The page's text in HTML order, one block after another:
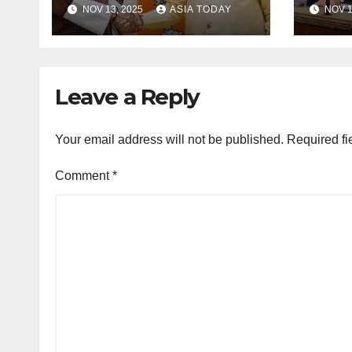
NOV 13, 2025 ASIA TODAY NOV
Leave a Reply
Your email address will not be published. Required
Comment*